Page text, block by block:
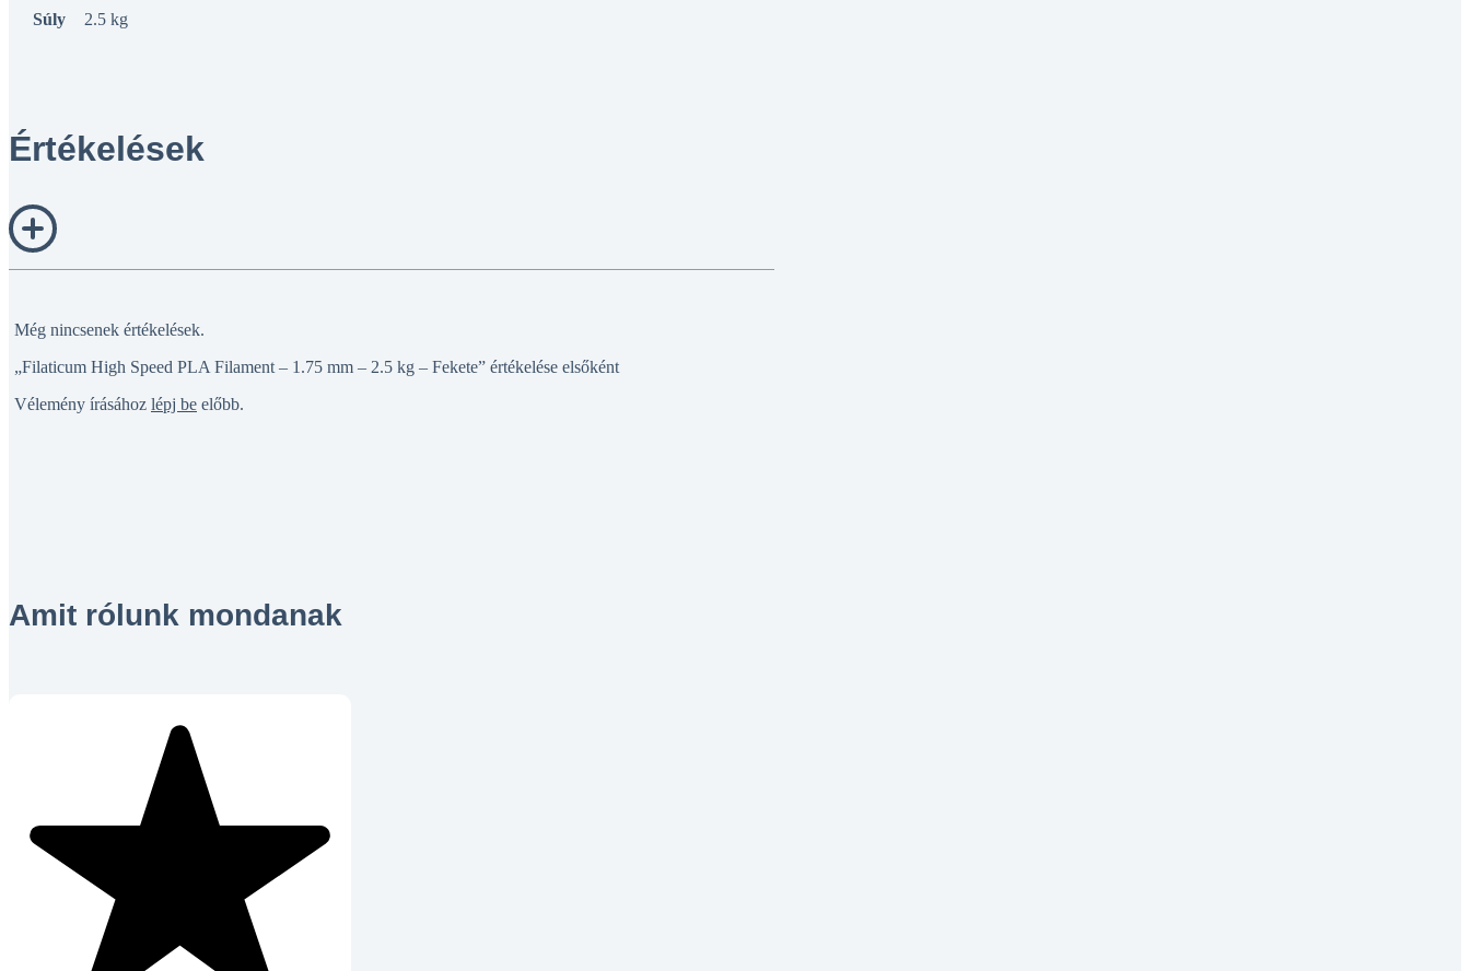
Súly 2.5 kg
Értékelések
Még nincsenek értékelések.
„Filaticum High Speed PLA Filament – 1.75 mm – 2.5 kg – Fekete” értékelése elsőként
Vélemény írásához lépj be előbb.
Amit rólunk mondanak